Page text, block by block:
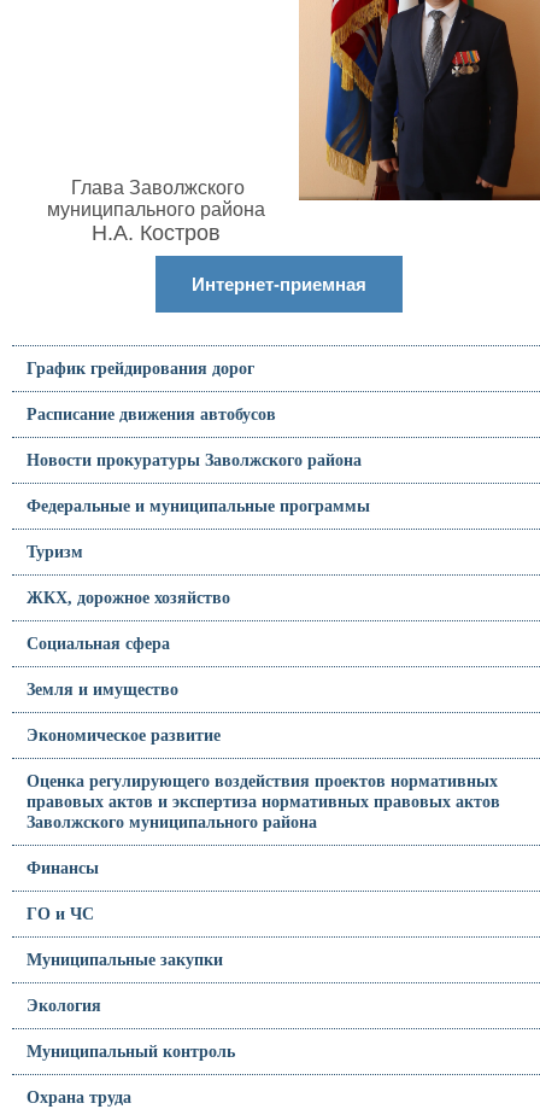
Глава Заволжского
муниципального района
Н.А. Костров
Интернет-приемная
График грейдирования дорог
Расписание движения автобусов
Новости прокуратуры Заволжского района
Федеральные и муниципальные программы
Туризм
ЖКХ, дорожное хозяйство
Социальная сфера
Земля и имущество
Экономическое развитие
Оценка регулирующего воздействия проектов нормативных
правовых актов и экспертиза нормативных правовых актов
Заволжского муниципального района
Финансы
ГО и ЧС
Муниципальные закупки
Экология
Муниципальный контроль
Охрана труда